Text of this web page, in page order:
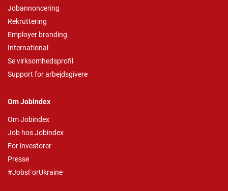
Jobannoncering
Rekruttering
Employer branding
International
Se virksomhedsprofil
Support for arbejdsgivere
Om Jobindex
Om Jobindex
Job hos Jobindex
For investorer
Presse
#JobsForUkraine